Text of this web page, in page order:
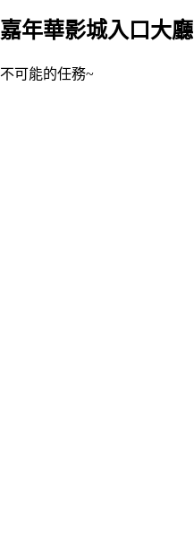
嘉年華影城入口大廳
不可能的任務~